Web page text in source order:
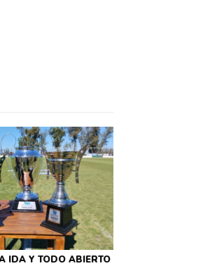
IDA Y TODO ABIERTO